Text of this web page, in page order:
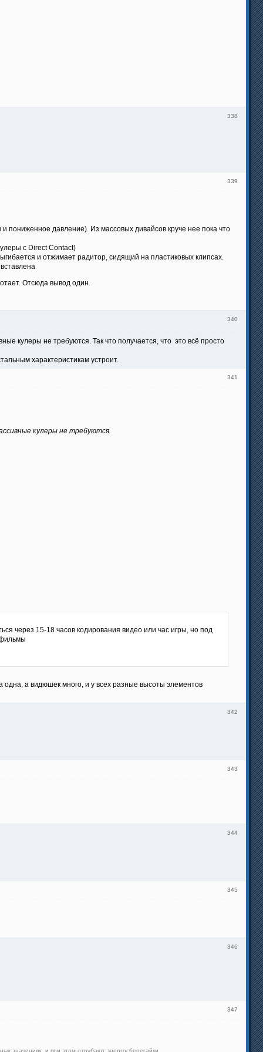
338
339
пониженное давление). Из массовых дивайсов круче нее пока что
с Direct Contact)
и отжимает радитор, сидящий на пластиковых клипсах.
Отсюда вывод один.
340
кулеры не требуются. Так что получается, что это всё просто
характеристикам устроит.
341
кулеры не требуются.
через 15-18 часов кодирования видео или час игры, но под
а видюшек много, и у всех разные высоты элементов
342
343
344
345
346
347
значениях, и при этом отрубают энергосберегайки